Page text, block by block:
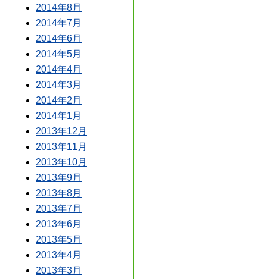
2014年8月
2014年7月
2014年6月
2014年5月
2014年4月
2014年3月
2014年2月
2014年1月
2013年12月
2013年11月
2013年10月
2013年9月
2013年8月
2013年7月
2013年6月
2013年5月
2013年4月
2013年3月